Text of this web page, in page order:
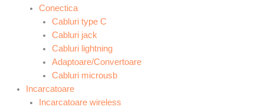
Conectica
Cabluri type C
Cabluri jack
Cabluri lightning
Adaptoare/Convertoare
Cabluri microusb
Incarcatoare
Incarcatoare wireless